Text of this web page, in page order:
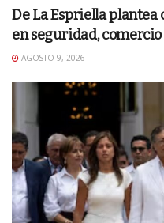
De La Espriella plantea
en seguridad,
AGOSTO 9, 2026